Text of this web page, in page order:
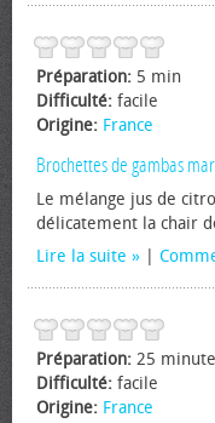
Préparation: 5 min
Difficulté: facile
Origine: France
Brochettes de gambas
Le mélange jus de
délicatement la chair
Lire la suite
Préparation: 25
Difficulté: facile
Origine: France